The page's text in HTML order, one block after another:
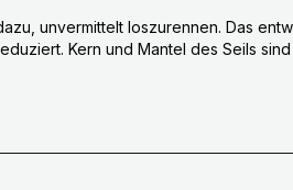
unvermittelt loszurennen. Das
Kern und Mantel des Seils